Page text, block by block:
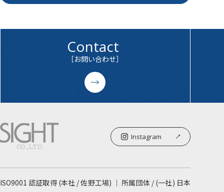
Contact
［お問い合わせ］
Instagram
ISO9001 認証取得 (本社 / 佐野工場) ｜ 所属団体 / (一社) 日本